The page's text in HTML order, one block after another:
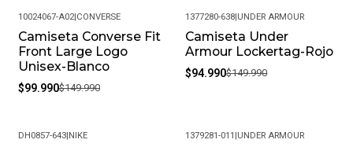
-33%
10024067-A02|CONVERSE
Camiseta Converse Fit
Front Large Logo
Unisex-Blanco
$99.990$149.990
-37%
1377280-638|UNDER ARMOUR
Camiseta Under
Armour Lockertag-Rojo
$94.990$149.990
DH0857-643|NIKE 1379281-011 |UNDER ARMOUR